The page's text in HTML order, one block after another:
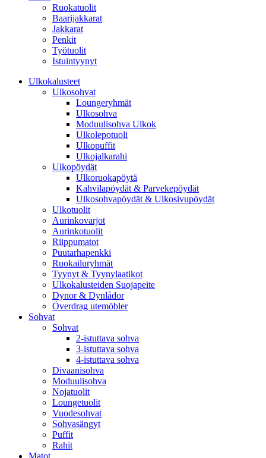
Ruokatuolit
Baarijakkarat
Jakkarat
Penkit
Työtuolit
Istuintyynyt
Ulkokalusteet
Ulkosohvat
Loungeryhmät
Ulkosohva
Moduulisohva Ulkok
Ulkolepotuoli
Ulkopuffit
Ulkojalkarahi
Ulkopöydät
Ulkoruokapöytä
Kahvilapöydät & Parvekepöydät
Ulkosohvapöydät & Ulkosivupöydät
Ulkotuolit
Aurinkovarjot
Aurinkotuolit
Riippumatot
Puutarhapenkki
Ruokailuryhmät
Tyynyt & Tyynylaatikot
Ulkokalusteiden Suojapeite
Dynor & Dynlådor
Överdrag utemöbler
Sohvat
Sohvat
2-istuttava sohva
3-istuttava sohva
4-istuttava sohva
Divaanisohva
Moduulisohva
Nojatuolit
Loungetuolit
Vuodesohvat
Sohvasängyt
Puffit
Rahit
Matot